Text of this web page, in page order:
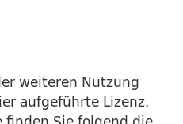
weiteren Nutzung
aufgeführte Lizenz.